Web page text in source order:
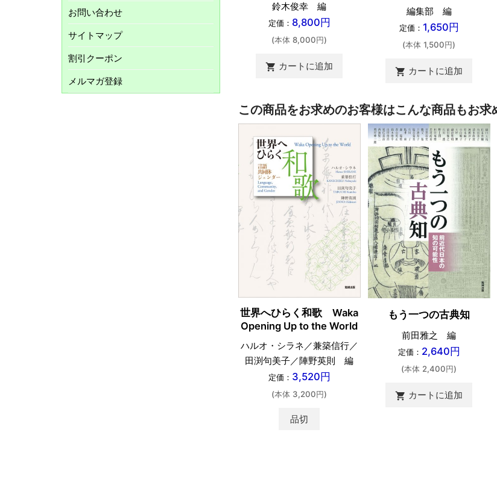
鈴木俊幸 編
定価： 8,800円
(本体 8,000円)
shopping_cart カートに追加
編集部 編
定価： 1,650円
(本体 1,500円)
shopping_cart カートに追加
この商品をお求めのお客様はこんな商品もお求
世界へひらく和歌 Waka
Opening Up to the World
ハルオ・シラネ／兼築信行／
田渕句美子／陣野英則 編
定価： 3,520円
(本体 3,200円)
品切
もう一つの古典知
前田雅之 編
定価： 2,640円
(本体 2,400円)
shopping_cart カートに追加
お問い合わせ
サイトマップ
割引クーポン
メルマガ登録